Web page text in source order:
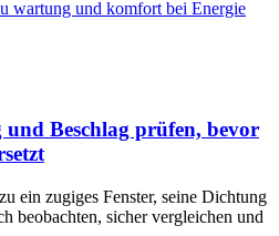
Beschlag prüfen, bevor
ein zugiges Fenster, seine Dichtung
beobachten, sicher vergleichen und